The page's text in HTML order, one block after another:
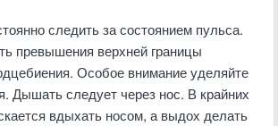
следить за состоянием пульса.
превышения верхней границы
Особое внимание уделяйте
Дышать следует через нос. В крайних
вдыхать носом, а выдох делать